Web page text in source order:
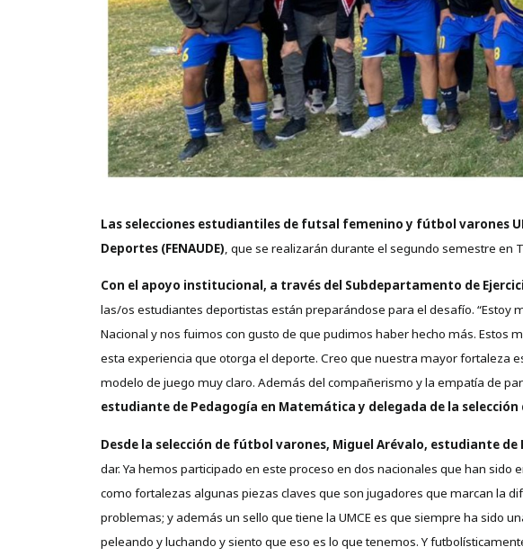
Las selecciones estudiantiles de futsal femenino y fútbol varones
Deportes (FENAUDE), que se realizarán durante el segundo semestre en
Con el apoyo institucional, a través del Subdepartamento de
las/os estudiantes deportistas están preparándose para el desafío. “Estoy
Nacional y nos fuimos con gusto de que pudimos haber hecho más.
esta experiencia que otorga el deporte. Creo que nuestra mayor fortaleza
modelo de juego muy claro. Además del compañerismo y la empatía de
estudiante de Pedagogía en Matemática y delegada de la
Desde la selección de fútbol varones, Miguel Arévalo, estudiante de
dar. Ya hemos participado en este proceso en dos nacionales que han
como fortalezas algunas piezas claves que son jugadores que marcan la
problemas; y además un sello que tiene la UMCE es que siempre ha sido
peleando y luchando y siento que eso es lo que tenemos. Y